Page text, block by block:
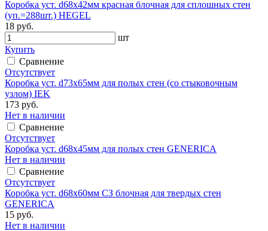
Коробка уст. d68х42мм красная блочная для сплошных стен
(уп.=288шт.) HEGEL
18 руб.
шт
Купить
Сравнение
Отсутствует
Коробка уст. d73x65мм для полых стен (со стыковочным
узлом) IEK
173 руб.
Нет в наличии
Сравнение
Отсутствует
Коробка уст. d68x45мм для полых стен GENERICA
Нет в наличии
Сравнение
Отсутствует
Коробка уст. d68х60мм СЗ блочная для твердых стен
GENERICA
15 руб.
Нет в наличии